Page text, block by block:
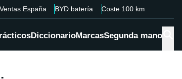
Ventas España BYD batería Coste 100 km
DiccionarioMarcasSegunda mano